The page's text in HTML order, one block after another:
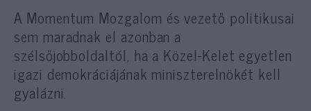
A Momentum Mozgalom és vezető politikusai
sem maradnak el azonban a
szélsőjobboldaltól, ha a Közel-Kelet egyetlen
igazi demokráciájának miniszterelnökét kell
gyalázni.